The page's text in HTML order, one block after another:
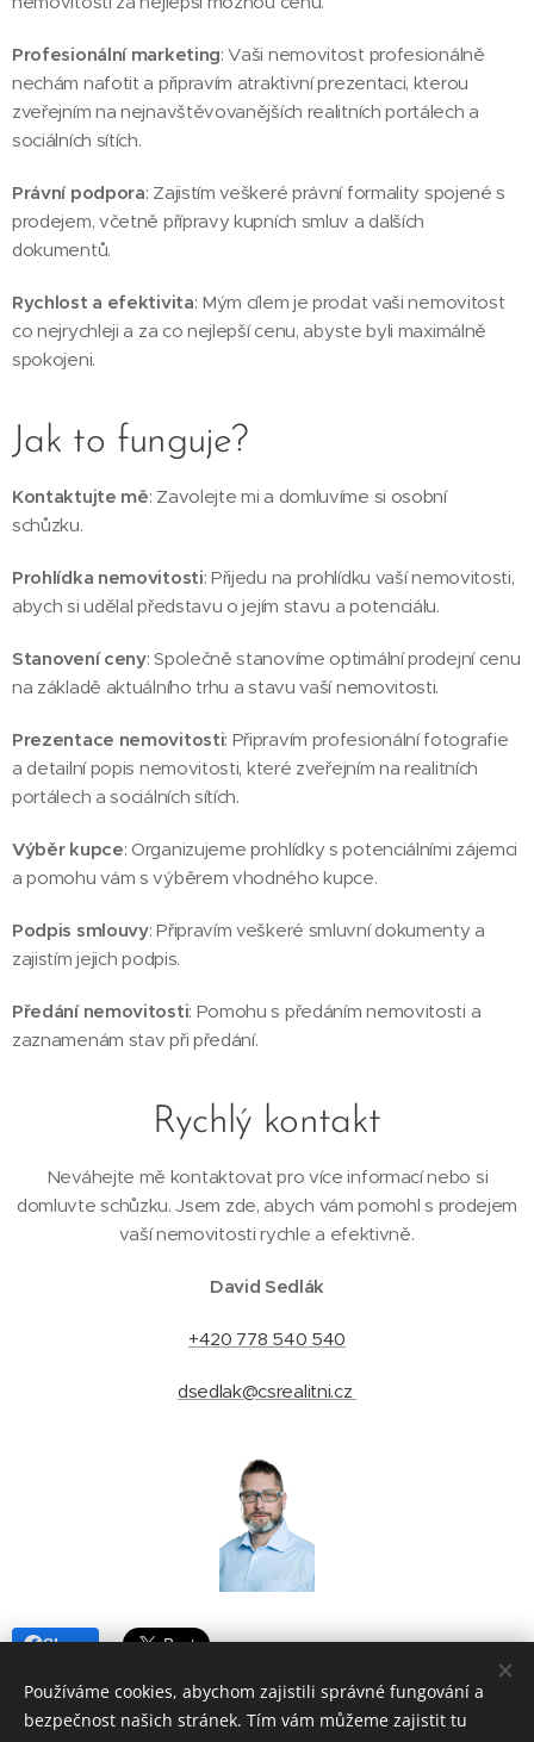
Profesionální marketing: Vaši nemovitost profesionálně
nechám nafotit a připravím atraktivní prezentaci, kterou
zveřejním na nejnavštěvovanějších realitních portálech a
sociálních sítích.
Právní podpora: Zajistím veškeré právní formality spojené s
prodejem, včetně přípravy kupních smluv a dalších
dokumentů.
Rychlost a efektivita: Mým cílem je prodat vaši nemovitost
co nejrychleji a za co nejlepší cenu, abyste byli maximálně
spokojeni.
Jak to funguje?
Kontaktujte mě: Zavolejte mi a domluvíme si osobní
schůzku.
Prohlídka nemovitosti: Přijedu na prohlídku vaší nemovitosti,
abych si udělal představu o jejím stavu a potenciálu.
Stanovení ceny: Společně stanovíme optimální prodejní cenu
na základě aktuálního trhu a stavu vaší nemovitosti.
Prezentace nemovitosti: Připravím profesionální fotografie
a detailní popis nemovitosti, které zveřejním na realitních
portálech a sociálních sítích.
Výběr kupce: Organizujeme prohlídky s potenciálními zájemci
a pomohu vám s výběrem vhodného kupce.
Podpis smlouvy: Připravím veškeré smluvní dokumenty a
zajistím jejich podpis.
Předání nemovitosti: Pomohu s předáním nemovitosti a
zaznamenám stav při předání.
Rychlý kontakt
Neváhejte mě kontaktovat pro více informací nebo si
domluvte schůzku. Jsem zde, abych vám pomohl s prodejem
vaší nemovitosti rychle a efektivně.
David Sedlák
+420 778 540 540
dsedlak@csrealitni.cz
Share
Používáme cookies, abychom zajistili správné fungování a
bezpečnost našich stránek. Tím vám můžeme zajistit tu